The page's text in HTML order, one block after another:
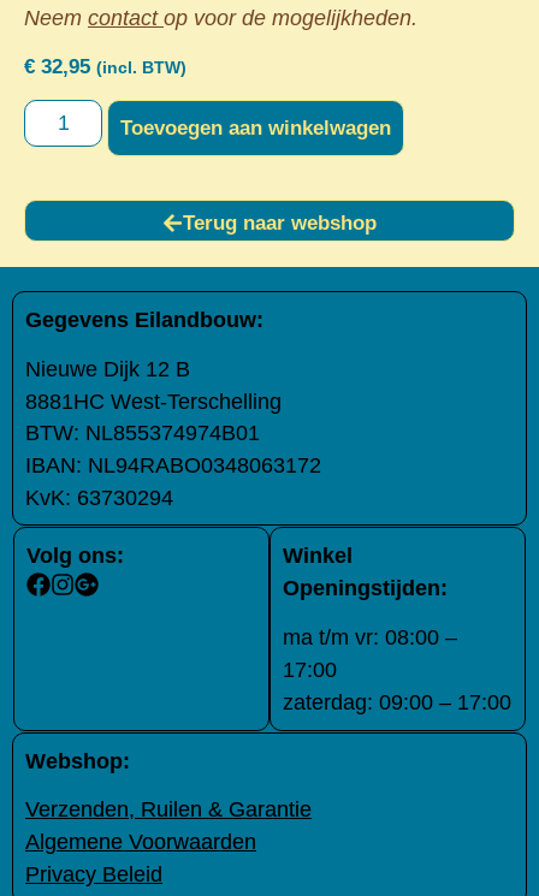
Neem contact op voor de mogelijkheden.
€ 32,95 (incl. BTW)
Toevoegen aan winkelwagen
Terug naar webshop
Gegevens Eilandbouw:
Nieuwe Dijk 12 B
8881HC West-Terschelling
BTW: NL855374974B01
IBAN: NL94RABO0348063172
KvK: 63730294
Winkel
Openingstijden:
ma t/m vr: 08:00 –
17:00
zaterdag: 09:00 – 17:00
Volg ons:
Webshop:
Verzenden, Ruilen & Garantie
Algemene Voorwaarden
Privacy Beleid